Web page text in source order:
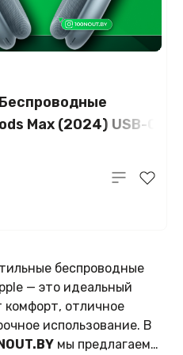
Max (2024) USB-C
беспроводные
— это идеальный
комфорт, отличное
использование. В
мы предлагаем